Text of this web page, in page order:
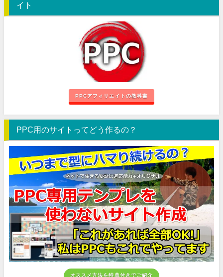
イト
PPCアフィリエイトの教科書
PPC用のサイトってどう作るの？
オススメ方法を特典付きでご紹介